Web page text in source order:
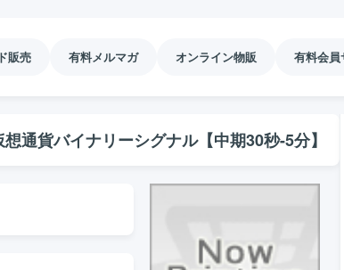
販売 有料メルマガ オンライン物販 有料会員
通貨バイナリーシグナル【中期30秒-5分】